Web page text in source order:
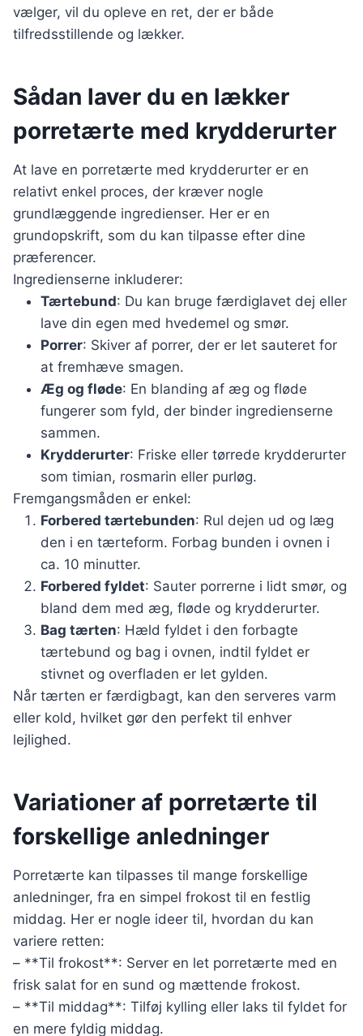
vælger, vil du opleve en ret, der er både
tilfredsstillende og lækker.
Sådan laver du en lækker
porretærte med krydderurter
At lave en porretærte med krydderurter er en
relativt enkel proces, der kræver nogle
grundlæggende ingredienser. Her er en
grundopskrift, som du kan tilpasse efter dine
præferencer.
Ingredienserne inkluderer:
Tærtebund: Du kan bruge færdiglavet dej eller
lave din egen med hvedemel og smør.
Porrer: Skiver af porrer, der er let sauteret for
at fremhæve smagen.
Æg og fløde: En blanding af æg og fløde
fungerer som fyld, der binder ingredienserne
sammen.
Krydderurter: Friske eller tørrede krydderurter
som timian, rosmarin eller purløg.
Fremgangsmåden er enkel:
Forbered tærtebunden: Rul dejen ud og læg
den i en tærteform. Forbag bunden i ovnen i
ca. 10 minutter.
Forbered fyldet: Sauter porrerne i lidt smør, og
bland dem med æg, fløde og krydderurter.
Bag tærten: Hæld fyldet i den forbagte
tærtebund og bag i ovnen, indtil fyldet er
stivnet og overfladen er let gylden.
Når tærten er færdigbagt, kan den serveres varm
eller kold, hvilket gør den perfekt til enhver
lejlighed.
Variationer af porretærte til
forskellige anledninger
Porretærte kan tilpasses til mange forskellige
anledninger, fra en simpel frokost til en festlig
middag. Her er nogle ideer til, hvordan du kan
variere retten:
– **Til frokost**: Server en let porretærte med en
frisk salat for en sund og mættende frokost.
– **Til middag**: Tilføj kylling eller laks til fyldet for
en mere fyldig middag.